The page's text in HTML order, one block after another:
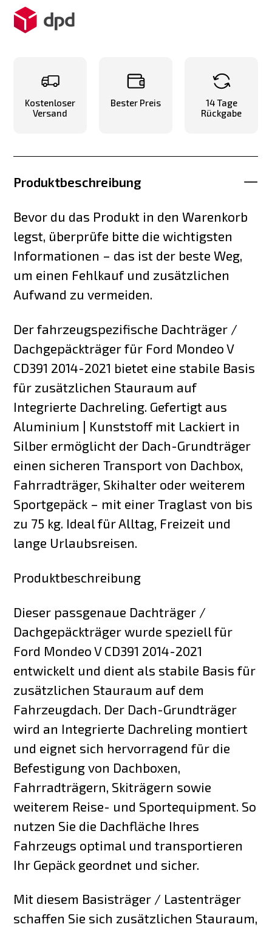
Kostenloser
Versand
Bester Preis
14 Tage
Rückgabe
Produktbeschreibung
Bevor du das Produkt in den Warenkorb
legst, überprüfe bitte die wichtigsten
Informationen – das ist der beste Weg,
um einen Fehlkauf und zusätzlichen
Aufwand zu vermeiden.
Der fahrzeugspezifische Dachträger /
Dachgepäckträger für Ford Mondeo V
CD391 2014-2021 bietet eine stabile Basis
für zusätzlichen Stauraum auf
Integrierte Dachreling. Gefertigt aus
Aluminium | Kunststoff mit Lackiert in
Silber ermöglicht der Dach-Grundträger
einen sicheren Transport von Dachbox,
Fahrradträger, Skihalter oder weiterem
Sportgepäck – mit einer Traglast von bis
zu 75 kg. Ideal für Alltag, Freizeit und
lange Urlaubsreisen.
Produktbeschreibung
Dieser passgenaue Dachträger /
Dachgepäckträger wurde speziell für
Ford Mondeo V CD391 2014-2021
entwickelt und dient als stabile Basis für
zusätzlichen Stauraum auf dem
Fahrzeugdach. Der Dach-Grundträger
wird an Integrierte Dachreling montiert
und eignet sich hervorragend für die
Befestigung von Dachboxen,
Fahrradträgern, Skiträgern sowie
weiterem Reise- und Sportequipment. So
nutzen Sie die Dachfläche Ihres
Fahrzeugs optimal und transportieren
Ihr Gepäck geordnet und sicher.
Mit diesem Basisträger / Lastenträger
schaffen Sie sich zusätzlichen Stauraum,